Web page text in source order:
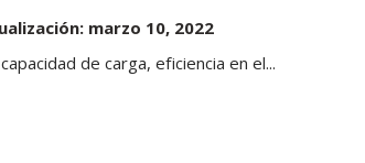
marzo 10, 2022
de carga, eficiencia en el...